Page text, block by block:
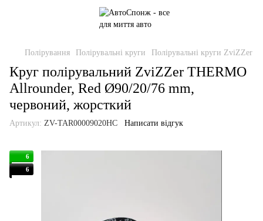
Полірування Полірувальні круги Полірувальні круги ZviZZer
Круг полірувальний ZviZZer THERMO
Allrounder, Red Ø90/20/76 mm,
червоний, жорсткий
Артикул: ZV-TAR00009020HC Написати відгук
6
6